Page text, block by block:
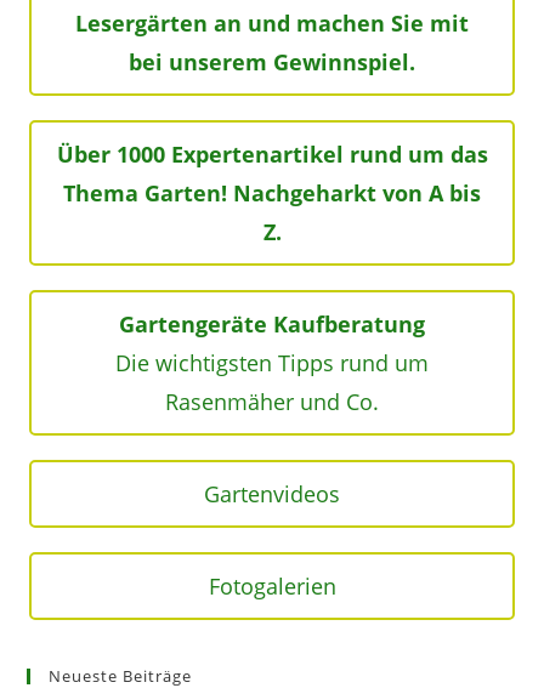
Lesergärten an und machen Sie mit
bei unserem Gewinnspiel.
Über 1000 Expertenartikel rund um das
Thema Garten! Nachgeharkt von A bis
Z.
Gartengeräte Kaufberatung
Die wichtigsten Tipps rund um
Rasenmäher und Co.
Gartenvideos
Fotogalerien
Neueste Beiträge